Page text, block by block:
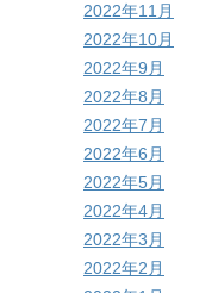
2022年11月
2022年10月
2022年9月
2022年8月
2022年7月
2022年6月
2022年5月
2022年4月
2022年3月
2022年2月